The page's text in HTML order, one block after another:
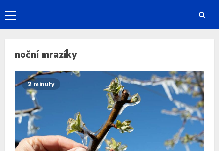
Primary
Menu
noční mrazíky
2 minuty